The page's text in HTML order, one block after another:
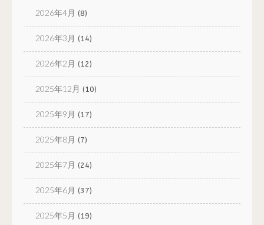
2026年4月 (8)
2026年3月 (14)
2026年2月 (12)
2025年12月 (10)
2025年9月 (17)
2025年8月 (7)
2025年7月 (24)
2025年6月 (37)
2025年5月 (19)